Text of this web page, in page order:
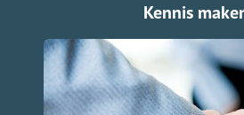
Kennis